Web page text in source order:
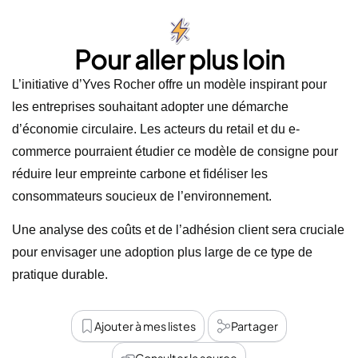
Pour aller plus loin
L’initiative d’Yves Rocher offre un modèle inspirant pour
les entreprises souhaitant adopter une démarche
d’économie circulaire. Les acteurs du retail et du e-
commerce pourraient étudier ce modèle de consigne pour
réduire leur empreinte carbone et fidéliser les
consommateurs soucieux de l’environnement.
Une analyse des coûts et de l’adhésion client sera cruciale
pour envisager une adoption plus large de ce type de
pratique durable.
Ajouter à mes listes Partager